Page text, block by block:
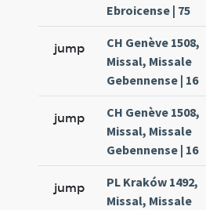
Ebroicense | 75
jump
CH Genève 1508,
Missal, Missale
Gebennense | 16
jump
CH Genève 1508,
Missal, Missale
Gebennense | 16
jump
PL Kraków 1492,
Missal, Missale